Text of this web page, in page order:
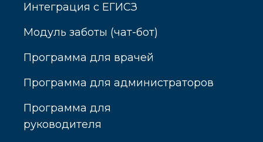
Интеграция с ЕГИСЗ
Модуль заботы (чат-бот)
Программа для врачей
Программа для администраторов
Программа для
руководителя